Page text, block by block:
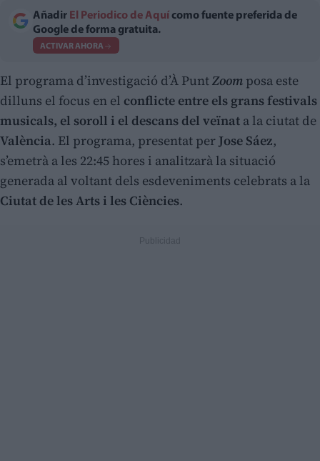
Añadir El Periodico de Aquí como fuente preferida de
Google de forma gratuita.
ACTIVAR AHORA
El programa d’investigació d’À PuntZoom posa este
dilluns el focus en el conflicte entre els grans festivals
musicals, el soroll i el descans del veïnat a la ciutat de
València. El programa, presentat perJose Sáez,
s’emetrà a les 22:45 hores i analitzarà la situació
generada al voltant dels esdeveniments celebrats a la
Ciutat de les Arts i les Ciències.